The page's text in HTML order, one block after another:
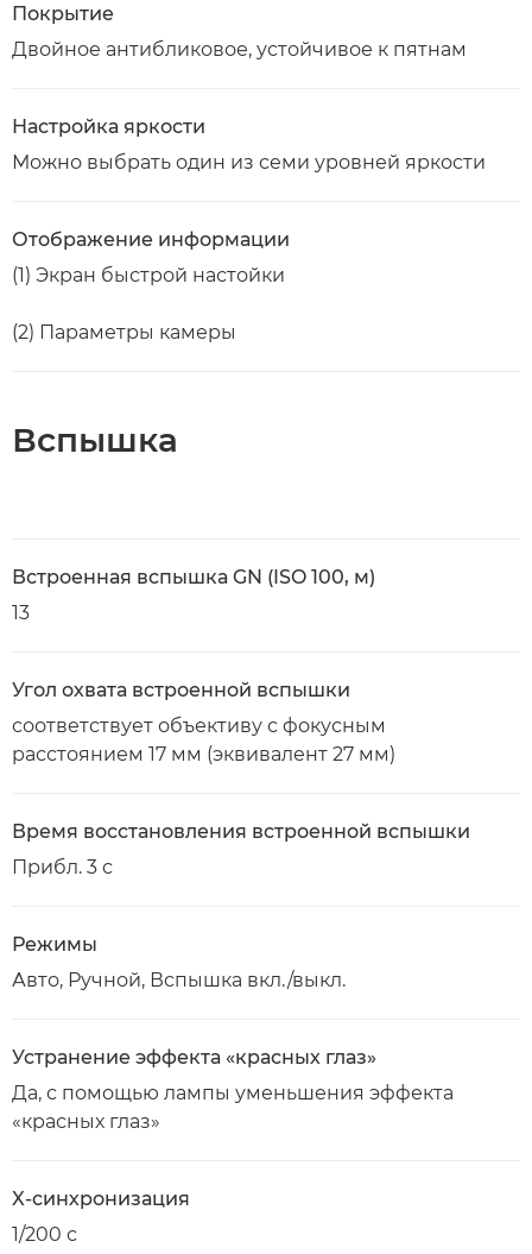
Покрытие
Двойное антибликовое, устойчивое к пятнам
Настройка яркости
Можно выбрать один из семи уровней яркости
Отображение информации
(1) Экран быстрой настойки
(2) Параметры камеры
Вспышка
Встроенная вспышка GN (ISO 100, м)
13
Угол охвата встроенной вспышки
соответствует объективу с фокусным
расстоянием 17 мм (эквивалент 27 мм)
Время восстановления встроенной вспышки
Прибл. 3 с
Режимы
Авто, Ручной, Вспышка вкл./выкл.
Устранение эффекта «красных глаз»
Да, с помощью лампы уменьшения эффекта
«красных глаз»
X-синхронизация
1/200 с